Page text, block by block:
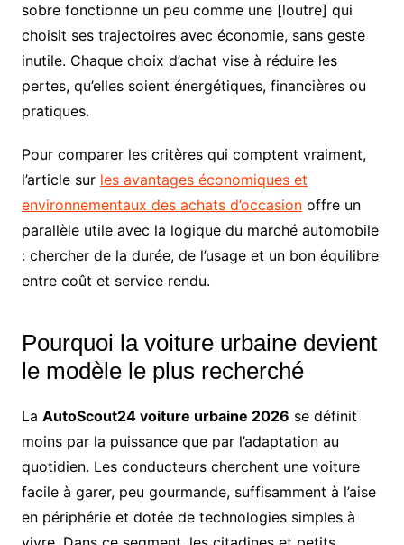
sobre fonctionne un peu comme une [loutre] qui
choisit ses trajectoires avec économie, sans geste
inutile. Chaque choix d’achat vise à réduire les
pertes, qu’elles soient énergétiques, financières ou
pratiques.
Pour comparer les critères qui comptent vraiment,
l’article sur les avantages économiques et
environnementaux des achats d’occasionoffre un
parallèle utile avec la logique du marché automobile
: chercher de la durée, de l’usage et un bon équilibre
entre coût et service rendu.
Pourquoi la voiture urbaine devient
le modèle le plus recherché
La AutoScout24 voiture urbaine 2026 se définit
moins par la puissance que par l’adaptation au
quotidien. Les conducteurs cherchent une voiture
facile à garer, peu gourmande, suffisamment à l’aise
en périphérie et dotée de technologies simples à